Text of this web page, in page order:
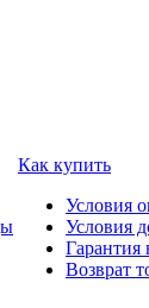
Как купить
Условия
Условия
Гарантия
Возврат